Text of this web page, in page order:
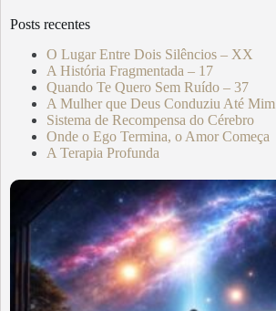
Posts recentes
O Lugar Entre Dois Silêncios – XX
A História Fragmentada – 17
Quando Te Quero Sem Ruído – 37
A Mulher que Deus Conduziu Até Mim
Sistema de Recompensa do Cérebro
Onde o Ego Termina, o Amor Começa
A Terapia Profunda